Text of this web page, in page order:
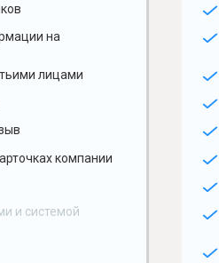
на
лицами
компании
и системой